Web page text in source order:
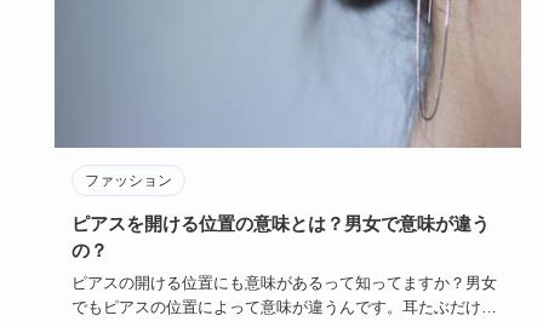
ファッション
ピアスを開ける位置の意味とは？男女で意味が違う
の？
ピアスの開ける位置にも意味があるって知ってますか？男女
でもピアスの位置によって意味が違うんです。耳たぶだけに